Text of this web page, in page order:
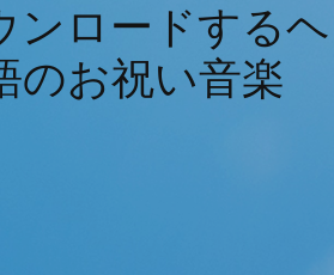
ンロードするヘ
のお祝い音楽